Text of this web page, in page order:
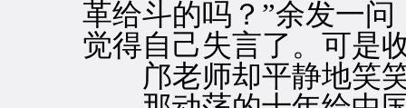
革给斗的吗？”余发一
觉得自己失言了。可是
邝老师却平静地笑笑